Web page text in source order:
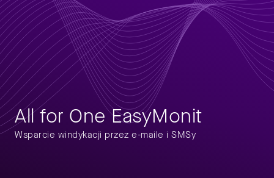
All for One EasyMonit
Wsparcie windykacji przez e-maile i SMSy